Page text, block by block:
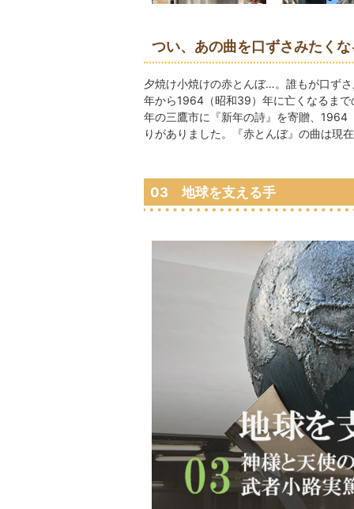
つい、あの曲を口ずさみたく
夕焼け小焼けの赤とんぼ…。誰もが口ず
年から1964（昭和39）年に亡くなるま
年の三鷹市に『新年の詩』を寄贈、1964
りがありました。『赤とんぼ』の曲は現
03 地球を支える手